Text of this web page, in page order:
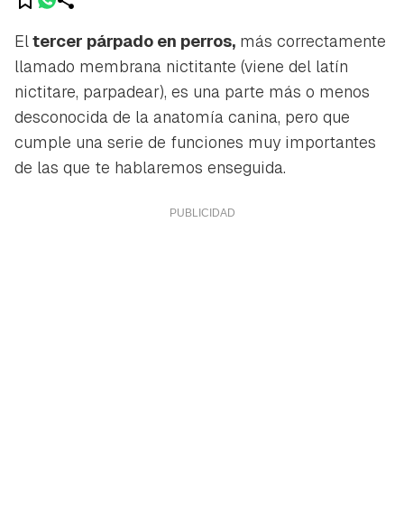
Eltercer párpado en perros, más correctamente
llamado membrana nictitante (viene del latín
nictitare, parpadear), es una parte más o menos
desconocida de la anatomía canina, pero que
cumple una serie de funciones muy importantes
de las que te hablaremos enseguida.